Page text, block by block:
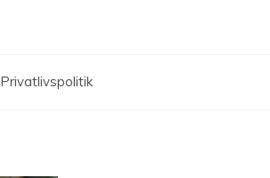
Privatlivspolitik